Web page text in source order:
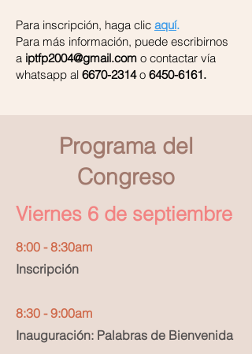
Para inscripción, haga clic aquí.
Para más información, puede escribirnos
a iptfp2004@gmail.com o contactar vía
whatsapp al 6670-2314o 6450-6161.
Programa del
Congreso
Viernes 6 de septiembre
8:00 - 8:30am
Inscripción
8:30 - 9:00am
Inauguración: Palabras de Bienvenida